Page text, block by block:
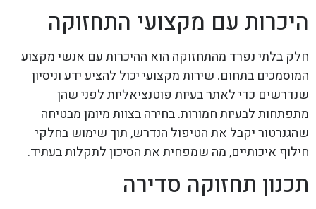
היכרות עם מקצועי התחזוקה
חלק בלתי נפרד מהתחזוקה הוא ההיכרות עם אנשי מקצוע
המוסמכים בתחום. שירות מקצועי יכול להציע ידע וניסיון
שנדרשים כדי לאתר בעיות פוטנציאליות לפני שהן
מתפתחות לבעיות חמורות. בחירה בצוות מיומן מבטיחה
שהגנרטור יקבל את הטיפול הנדרש, תוך שימוש בחלקי
חילוף איכותיים, מה שמפחית את הסיכון לתקלות בעתיד.
תכנון תחזוקה סדירה